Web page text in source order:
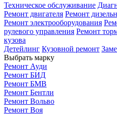
Техническое обслуживание
Ремонт двигателя Ремонт
Ремонт электрооборудования
рулевого управления Ремонт
кузова
Детейлинг Кузовной ремонт
Выбрать марку
Ремонт Ауди
Ремонт БИД
Ремонт БМВ
Ремонт Бентли
Ремонт Вольво
Ремонт Воя